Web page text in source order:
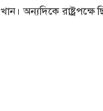
খান। অন্যদিকে